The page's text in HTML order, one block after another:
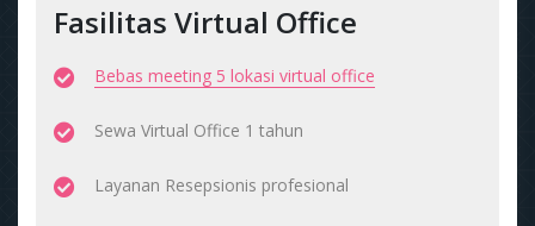
Fasilitas Virtual Office
Bebas meeting 5 lokasi virtual office
Sewa Virtual Office 1 tahun
Layanan Resepsionis profesional